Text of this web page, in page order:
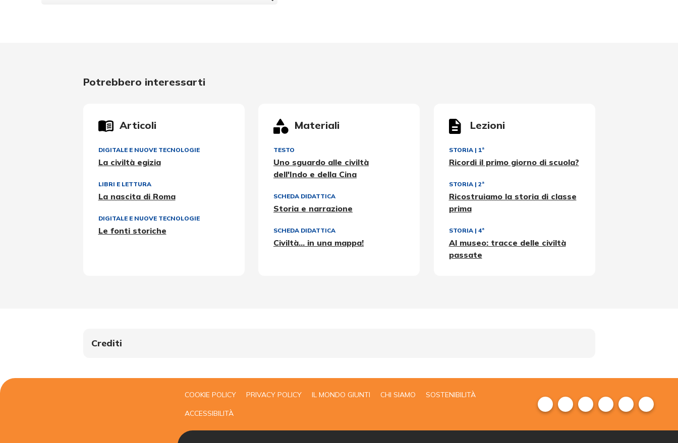
Potrebbero interessarti
Articoli
DIGITALE E NUOVE TECNOLOGIE
La civiltà egizia
LIBRI E LETTURA
La nascita di Roma
DIGITALE E NUOVE TECNOLOGIE
Le fonti storiche
Materiali
TESTO
Uno sguardo alle civiltà
dell'Indo e della Cina
SCHEDA DIDATTICA
Storia e narrazione
SCHEDA DIDATTICA
Civiltà... in una mappa!
Lezioni
STORIA| 1ª
Ricordi il primo giorno di scuola?
STORIA| 2ª
Ricostruiamo la storia di classe
prima
STORIA| 4ª
Al museo: tracce delle civiltà
passate
Crediti
COOKIE POLICY PRIVACY POLICY IL MONDO GIUNTI CHI SIAMO SOSTENIBILITÀ
ACCESSIBILITÀ